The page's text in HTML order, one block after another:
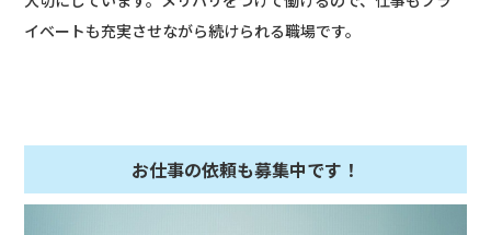
イベートも充実させながら続けられる職場です。
お仕事の依頼も募集中です！